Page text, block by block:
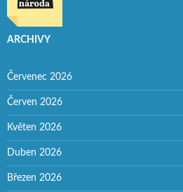
ARCHIVY
Červenec 2026
Červen 2026
Květen 2026
Duben 2026
Březen 2026